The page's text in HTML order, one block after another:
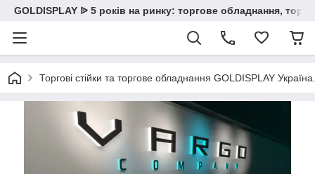
GOLDISPLAY ᐉ 5 років на ринку: торгове обладнання,
Торгові стійки та торгове обладнання GOLDISPLAY